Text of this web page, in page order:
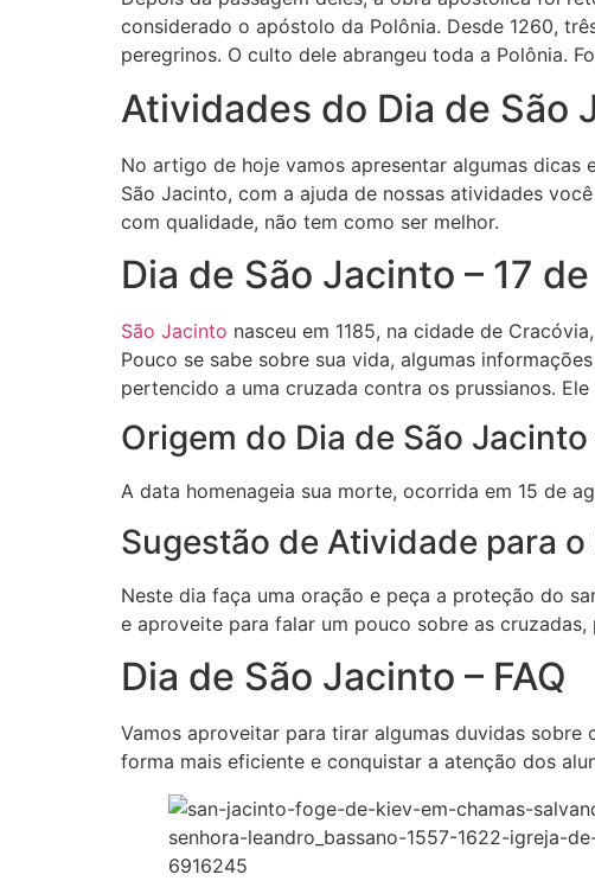
considerado o apóstolo da Polônia. Desde 1260,
peregrinos. O culto dele abrangeu toda a Polônia.
Atividades do Dia de São
No artigo de hoje vamos apresentar algumas dicas
São Jacinto, com a ajuda de nossas atividades
com qualidade, não tem como ser melhor.
Dia de São Jacinto – 17
São Jacinto nasceu em 1185, na cidade de
Pouco se sabe sobre sua vida, algumas
pertencido a uma cruzada contra os prussianos.
Origem do Dia de São
A data homenageia sua morte, ocorrida em 15 de
Sugestão de Atividade para
Neste dia faça uma oração e peça a proteção do
e aproveite para falar um pouco sobre as
Dia de São Jacinto – FAQ
Vamos aproveitar para tirar algumas duvidas
forma mais eficiente e conquistar a atenção dos